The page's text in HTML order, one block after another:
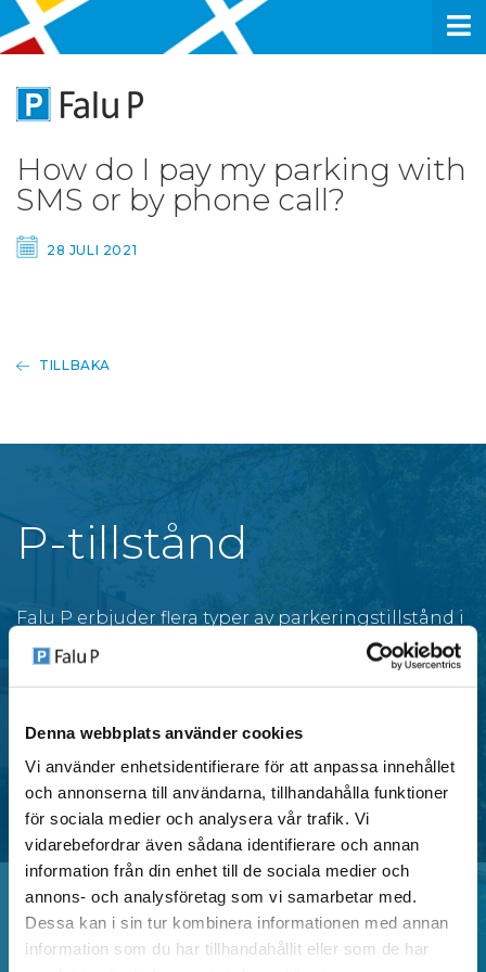
Denna webbplats använder cookies
Vi använder enhetsidentifierare för att anpassa innehållet
och annonserna till användarna, tillhandahålla funktioner
för sociala medier och analysera vår trafik. Vi
vidarebefordrar även sådana identifierare och annan
information från din enhet till de sociala medier och
annons- och analysföretag som vi samarbetar med.
Dessa kan i sin tur kombinera informationen med annan
information som du har tillhandahållit eller som de har
How do I pay my parking with
SMS or by phone call?
28 JULI 2021
TILLBAKA
P-tillstånd
Falu P erbjuder flera typer av parkeringstillstånd i
centrala områden i Falun, anpassade för både